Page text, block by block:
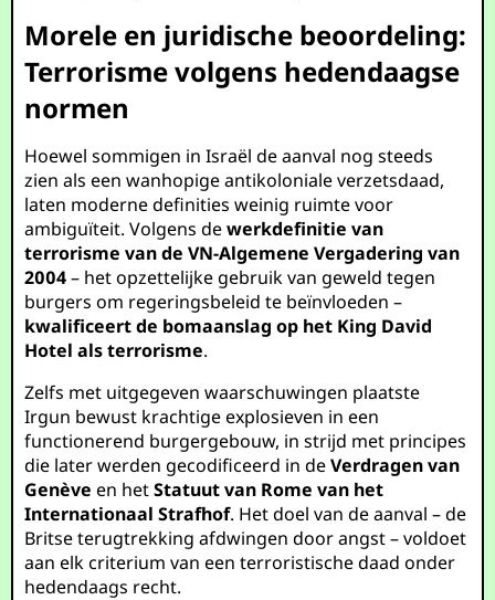
Morele en juridische beoordeling:
Terrorisme volgens hedendaagse
normen
Hoewel sommigen in Israël de aanval nog steeds
zien als een wanhopige antikoloniale verzetsdaad,
laten moderne definities weinig ruimte voor
ambiguïteit. Volgens dewerkdefinitie van
terrorisme van de VN-Algemene Vergadering van
2004– het opzettelijke gebruik van geweld tegen
burgers om regeringsbeleid te beïnvloeden –
kwalificeert de bomaanslag op het King David
Hotel als terrorisme.
Zelfs met uitgegeven waarschuwingen plaatste
Irgun bewust krachtige explosieven in een
functionerend burgergebouw, in strijd met principes
die later werden gecodificeerd in deVerdragen van
Genève en hetStatuut van Rome van het
Internationaal Strafhof. Het doel van de aanval – de
Britse terugtrekking afdwingen door angst – voldoet
aan elk criterium van een terroristische daad onder
hedendaags recht.